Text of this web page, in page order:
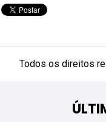
Todos os direitos